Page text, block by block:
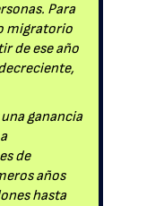
Para
migratorio
de ese año
ganancia
de
años
hasta